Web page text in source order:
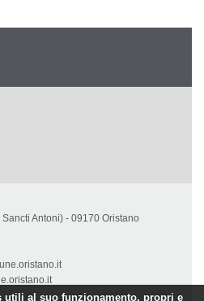
utili al suo funzionamento, propri e
Antoni) - 09170 Oristano